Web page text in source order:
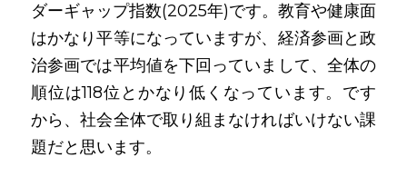
ダーギャップ指数(2025年)です。教育や健康面
はかなり平等になっていますが、経済参画と政
治参画では平均値を下回っていまして、全体の
順位は118位とかなり低くなっています。です
から、社会全体で取り組まなければいけない課
題だと思います。